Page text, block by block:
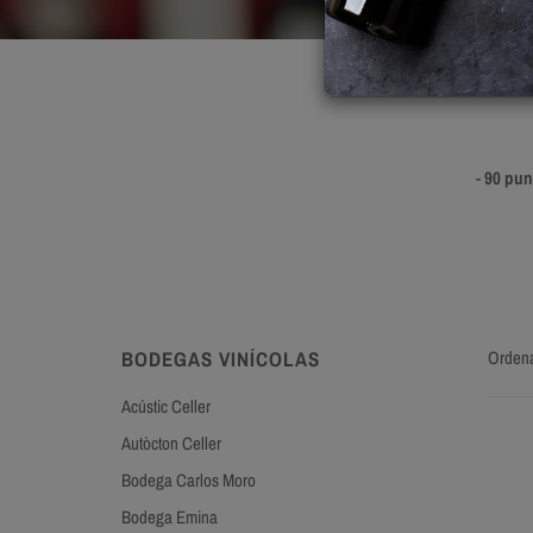
-90
BODEGAS VINÍCOLAS
Acústic Celler
Autòcton Celler
Bodega Carlos Moro
Bodega Emina